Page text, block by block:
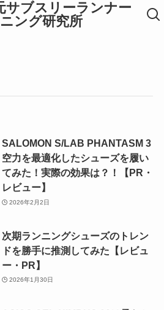
サブスリーランナー
ング研究所
SALOMON S/LAB PHANTASM 3
空力を最適化したシューズを履い
てみた！実際の効果は？！【PR・
レビュー】
2026年2月2日
次期ランニングシューズのトレン
ドを勝手に推測してみた【レビュ
ー・PR】
2026年1月30日